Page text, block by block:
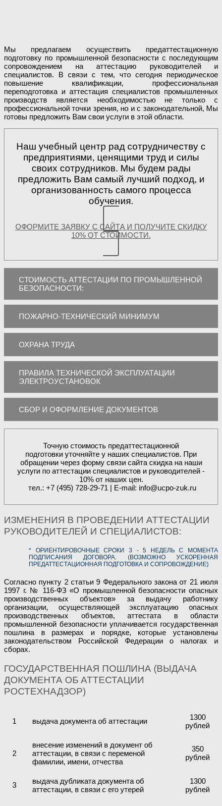
Мы предлагаем осуществить предаттестационную
подготовку по промышленной безопасности с последующим
сопровождением на аттестацию руководителей и
специалистов. В связи с тем, что сегодня периодическое
повышение квалификации, профессиональная
переподготовка и аттестация специалистов промышленных
производств является необходимостью не только с
профессиональной точки зрения, но и с законодательной, Мы
готовы предложить Вам свои услуги в этой области.
Наш учебный центр рад сотрудничеству с
предприятиями, ценящими труд и силы
своих сотрудников. Мы будем рады
предложить Вам самый лучший подход, и
организованность самого процесса
обучения.
ОФОРМИТЕ ЗАЯВКУ С САЙТА И ПОЛУЧИТЕ СКИДКУ
10% ОТ СТОИМОСТИ.
СТОИМОСТЬ АТТЕСТАЦИИ ПО ПРОМЫШЛЕННОЙ
БЕЗОПАСНОСТИ:
ПОЖАРНО-ТЕХНИЧЕСКИЙ МИНИМУМ
ОХРАНА ТРУДА
ПРАВИЛА ТЕХНИЧЕСКОЙ ЭКСПЛУАТАЦИИ
ЭЛЕКТРОУСТАНОВОК
СБОР И ОФОРМЛЕНИЕ ДОКУМЕНТОВ
Точную стоимость предаттестационной
подготовки уточняйте у наших специалистов. При
обращении через форму связи сайта скидка на наши
услуги по аттестации специалистов и руководителей -
10% от наших цен.
тел.: +7 (495) 728-29-71 | E-mail: info@ucpo-zuk.ru
ИЗМЕНЕНИЯ В ПРОВЕДЕНИИ АТТЕСТАЦИИ
РУКОВОДИТЕЛЕЙ И СПЕЦИАЛИСТОВ:
* ОРИЕНТИРОВОЧНЫЕ СРОКИ 3 - 5 НЕДЕЛЬ С МОМЕНТА
ПОДПИСАНИЯ ДОГОВОРА. (ВОЗМОЖНО УСКОРЕННАЯ
ПРЕДАТТЕСТАЦИОННАЯ ПОДГОТОВКА И СОПРОВОЖДЕНИЕ)
Согласно пункту 2 статьи 9 Федерального закона от 21 июля
1997 г. № 116-ФЗ «О промышленной безопасности опасных
производственных объектов» за выдачу работнику
организации, осуществляющей эксплуатацию опасных
производственных объектов, аттестата в области
промышленной безопасности уплачивается государственная
пошлина в размерах и порядке, которые установлены
законодательством Российской Федерации о налогах и
сборах.
ГОСУДАРСТВЕННАЯ ПОШЛИНА (ВЫДАЧА
ДОКУМЕНТА ОБ АТТЕСТАЦИИ
РОСТЕХНАДЗОР)
1 выдача документа об аттестации
1300
рублей
2
внесение изменений в документ об
аттестации, в связи с переменой
фамилии, имени, отчества
350
рублей
3
выдача дубликата документа об
аттестации, в связи с его утерей
1300
рублей